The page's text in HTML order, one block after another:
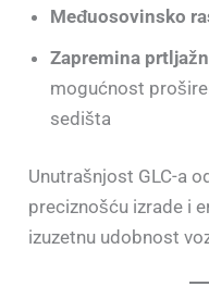
Međuosovinsko
Zapremina
mogućnost
sedišta
Unutrašnjost GLC-a
preciznošću izrade i
izuzetnu udobnost